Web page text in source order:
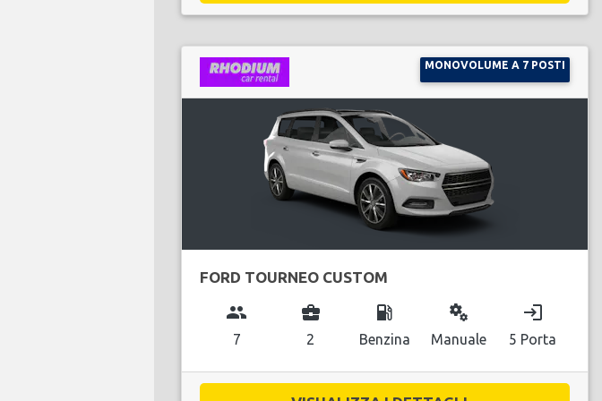
MONOVOLUME A 7 POSTI
FORD TOURNEO CUSTOM
group
7
business_center
2
local_gas_station
Benzina
miscellaneous_services
Manuale
login
5 Porta